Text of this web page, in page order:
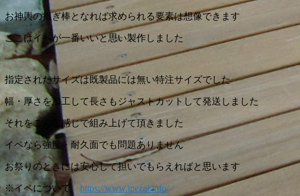
「鋸
目
模
様」
し
が
き
様」
お神輿の担ぎ棒となれば求められる要素は想像できます
ここはイペが一番いいと思い製作しました
指定されたサイズは既製品には無い特注サイズでした
幅・厚さを加工して長さもジャストカットして発送しました
それをこんな感じで組み上げて頂きました
イペなら強度・耐久面でも問題ありません
お祭りのときには安心して担いでもらえればと思います
※イペについて https://www.ipezai.info/